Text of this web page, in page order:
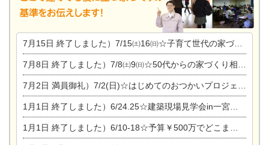
7月15日 終了しました）7/15㈯16㈰☆子育て世代の家づくり相談会
7月8日 終了しました）7/8㈯9㈰☆50代からの家づくり相談会
7月2日 満員御礼）7/2(日)☆はじめてのおつかいプロジェクト
1月1日 終了しました）6/24.25☆建築現場見学会in一宮市木曽川町
1月1日 終了しました）6/10-18☆予算￥500万でどこまでできるの？リフォーム相談会